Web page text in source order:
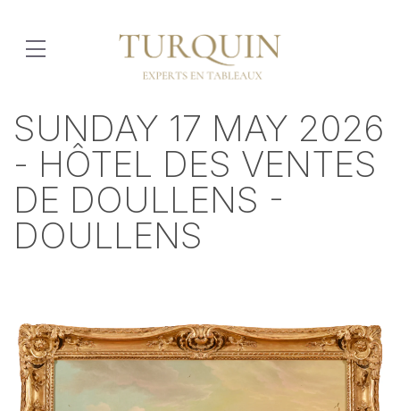
SUNDAY 17 MAY 2026
- HÔTEL DES VENTES
DE DOULLENS -
DOULLENS